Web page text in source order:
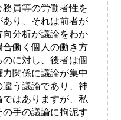
員等の労働者性を
り、それは前者が
分析が議論をわか
働く個人の働き方
に対し、後者は個
関係に議論が集中
う議論であり、神
はありますが、私
手の議論に拘泥す